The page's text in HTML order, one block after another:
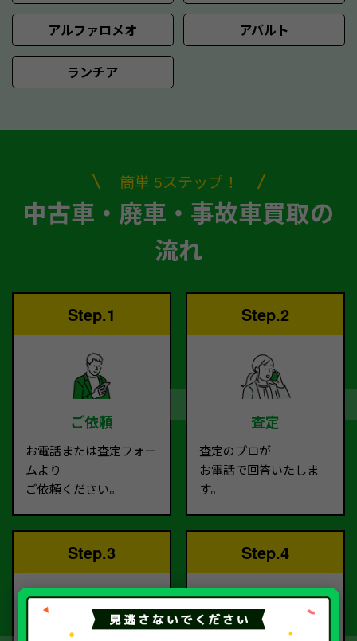
アルファロメオ アバルト
ランチア
簡単 5ステップ！
中古車・廃車・事故車買取の
流れ
Step.1
ご依頼
お電話または査定フォー
ムより
ご依頼ください。
Step.2
査定
査定のプロが
お電話で回答いたしま
す。
Step.3 Step.4